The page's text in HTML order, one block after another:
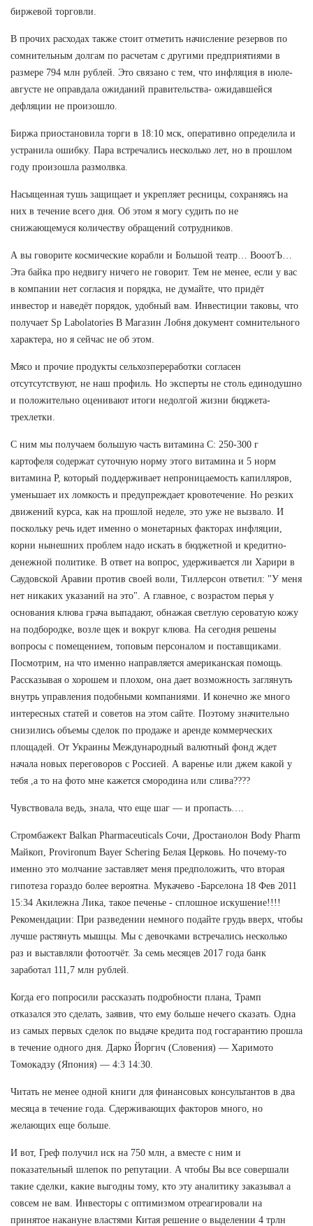
биржевой торговли.
В прочих расходах также стоит отметить начисление резервов по
сомнительным долгам по расчетам с другими предприятиями в
размере 794 млн рублей. Это связано с тем, что инфляция в июле-
августе не оправдала ожиданий правительства- ожидавшейся
дефляции не произошло.
Биржа приостановила торги в 18:10 мск, оперативно определила и
устранила ошибку. Пара встречались несколько лет, но в прошлом
году произошла размолвка.
Насыщенная тушь защищает и укрепляет ресницы, сохраняясь на
них в течение всего дня. Об этом я могу судить по не
снижающемуся количеству обращений сотрудников.
А вы говорите космические корабли и Большой театр… ВооотЪ…
Эта байка про недвигу ничего не говорит. Тем не менее, если у вас
в компании нет согласия и порядка, не думайте, что придёт
инвестор и наведёт порядок, удобный вам. Инвестиции таковы, что
получает Sp Labolatories В Магазин Лобня документ сомнительного
характера, но я сейчас не об этом.
Мясо и прочие продукты сельхозпереработки согласен
отсутсутствуют, не наш профиль. Но эксперты не столь единодушно
и положительно оценивают итоги недолгой жизни бюджета-
трехлетки.
С ним мы получаем большую часть витамина С: 250-300 г
картофеля содержат суточную норму этого витамина и 5 норм
витамина Р, который поддерживает непроницаемость капилляров,
уменьшает их ломкость и предупреждает кровотечение. Но резких
движений курса, как на прошлой неделе, это уже не вызвало. И
поскольку речь идет именно о монетарных факторах инфляции,
корни нынешних проблем надо искать в бюджетной и кредитно-
денежной политике. В ответ на вопрос, удерживается ли Харири в
Саудовской Аравии против своей воли, Тиллерсон ответил: "У меня
нет никаких указаний на это". А главное, с возрастом перья у
основания клюва грача выпадают, обнажая светлую сероватую кожу
на подбородке, возле щек и вокруг клюва. На сегодня решены
вопросы с помещением, топовым персоналом и поставщиками.
Посмотрим, на что именно направляется американская помощь.
Рассказывая о хорошем и плохом, она дает возможность заглянуть
внутрь управления подобными компаниями. И конечно же много
интересных статей и советов на этом сайте. Поэтому значительно
снизились объемы сделок по продаже и аренде коммерческих
площадей. От Украины Международный валютный фонд ждет
начала новых переговоров с Россией. А варенье или джем какой у
тебя ,а то на фото мне кажется смородина или слива????
Чувствовала ведь, знала, что еще шаг — и пропасть….
Стромбажект Balkan Pharmaceuticals Сочи, Дростанолон Body Pharm
Майкоп, Provironum Bayer Schering Белая Церковь. Но почему-то
именно это молчание заставляет меня предположить, что вторая
гипотеза гораздо более вероятна. Мукачево -Барселона 18 Фев 2011
15:34 Акилежна Лика, такое печенье - сплошное искушение!!!!
Рекомендации: При разведении немного подайте грудь вверх, чтобы
лучше растянуть мышцы. Мы с девочками встречались несколько
раз и выставляли фотоотчёт. За семь месяцев 2017 года банк
заработал 111,7 млн рублей.
Когда его попросили рассказать подробности плана, Трамп
отказался это сделать, заявив, что ему больше нечего сказать. Одна
из самых первых сделок по выдаче кредита под госгарантию прошла
в течение одного дня. Дарко Йоргич (Словения) — Харимото
Томокадзу (Япония) — 4:3 14:30.
Читать не менее одной книги для финансовых консультантов в два
месяца в течение года. Сдерживающих факторов много, но
желающих еще больше.
И вот, Греф получил иск на 750 млн, а вместе с ним и
показательный шлепок по репутации. А чтобы Вы все совершали
такие сделки, какие выгодны тому, кто эту аналитику заказывал а
совсем не вам. Инвесторы с оптимизмом отреагировали на
принятое накануне властями Китая решение о выделении 4 трлн